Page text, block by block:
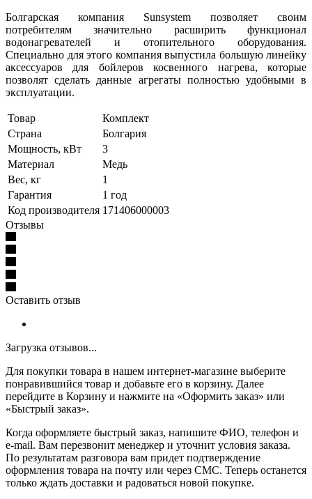
Болгарская компания Sunsystem позволяет своим
потребителям значительно расширить функционал
водонагревателей и отопительного оборудования.
Специально для этого компания выпустила большую линейку
аксессуаров для бойлеров косвенного нагрева, которые
позволят сделать данные агрегаты полностью удобными в
эксплуатации.
Товар
Комплект
Страна
Болгария
Мощность, кВт
3
Материал
Медь
Вес, кг
1
Гарантия
1 год
Код производителя 171406000003
Отзывы
Оставить отзыв
Загрузка отзывов...
Для покупки товара в нашем интернет-магазине выберите
понравившийся товар и добавьте его в корзину. Далее
перейдите в Корзину и нажмите на «Оформить заказ» или
«Быстрый заказ».
Когда оформляете быстрый заказ, напишите ФИО, телефон и
e-mail. Вам перезвонит менеджер и уточнит условия заказа.
По результатам разговора вам придет подтверждение
оформления товара на почту или через СМС. Теперь останется
только ждать доставки и радоваться новой покупке.